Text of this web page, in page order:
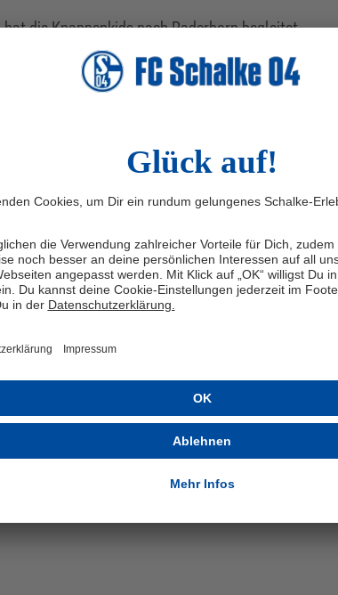
die Knappenkids nach Paderborn begleitet.
der Einblicke in die unvergessliche Tour der